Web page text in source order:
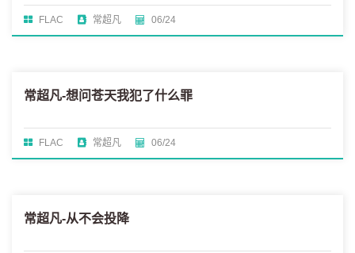
FLAC 常超凡 06/24
常超凡-想问苍天我犯了什么罪
FLAC 常超凡 06/24
常超凡-从不会投降